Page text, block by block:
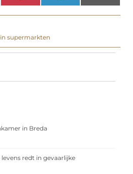
supermarkten
in Breda
redt in gevaarlijke